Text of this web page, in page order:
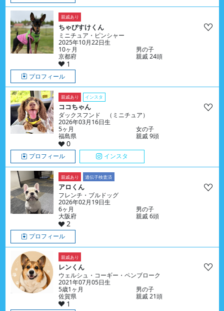
親戚あり
ちゃびすけくん
ミニチュア・ピンシャー
2025年10月22日生
10ヶ月
男の子
京都府
親戚 24頭
1
プロフィール
親戚あり インスタ
ココちゃん
ダックスフンド （ミニチュア）
2026年03月16日生
5ヶ月
女の子
福島県
親戚 9頭
0
プロフィール インスタ
親戚あり 遺伝子検査済
アロくん
フレンチ・ブルドッグ
2026年02月19日生
6ヶ月
男の子
大阪府
親戚 6頭
2
プロフィール
親戚あり
レンくん
ウェルシュ・コーギー・ペンブローク
2021年07月05日生
5歳1ヶ月
男の子
佐賀県
親戚 21頭
1